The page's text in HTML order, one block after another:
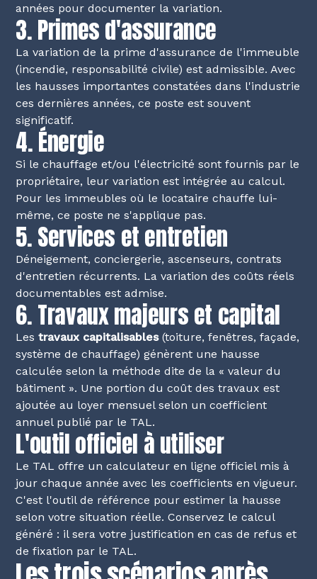
années pour documenter la variation.
3. Primes d'assurance
La variation de la prime d'assurance de l'immeuble
(incendie, responsabilité civile) est admissible. Avec
les hausses importantes constatées dans l'industrie
ces dernières années, ce poste est souvent
significatif.
4. Énergie
Si le chauffage et/ou l'électricité sont fournis par le
propriétaire, leur variation est intégrée au calcul.
Pour les immeubles où le locataire chauffe lui-
même, ce poste ne s'applique pas.
5. Services et entretien
Déneigement, conciergerie, ascenseurs, contrats
d'entretien récurrents. La variation des coûts réels
documentables est admise.
6. Travaux majeurs et capital
Lestravaux capitalisables(toiture, fenêtres, façade,
système de chauffage) génèrent une hausse
calculée selon la méthode dite de la « valeur du
bâtiment ». Une portion du coût des travaux est
ajoutée au loyer mensuel selon un coefficient
annuel publié par le TAL.
L'outil officiel à utiliser
Le TAL offre uncalculateur en ligne officielmis à
jour chaque année avec les coefficients en vigueur.
C'est l'outil de référence pour estimer la hausse
selon votre situation réelle. Conservez le calcul
généré : il sera votre justification en cas de refus et
de fixation par le TAL.